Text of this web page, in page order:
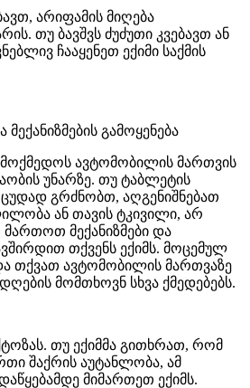
არიფამის მიღება
თუ ბავშვს ძუძუთი კვებავთ ან
ჩააყენეთ ექიმი საქმის
გამოყენება
ავტომობილის მართვის
უნარზე. თუ ტაბლეტის
ცუდად გრძნობთ, აღგენიშნებათ
ან თავის ტკივილი, არ
მექანიზმები და
თქვენს ექიმს. მოცემულ
თქვათ ავტომობილის მართვაზე
მომთხოვნ სხვა ქმედებებს.
თუ ექიმმა გითხრათ, რომ
შაქრის აუტანლობა, ამ
მიმართეთ ექიმს.